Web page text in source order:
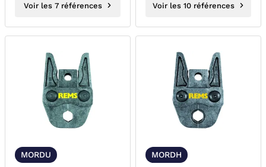
Voir les 7 références Voir les 10 références
MORDU MORDH